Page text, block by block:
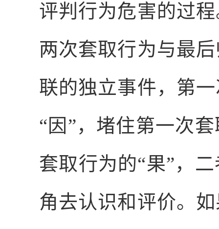
评判行为危害的过
两次套取行为与最
联的独立事件，第
“因”，堵住第一次
套取行为的“果”，
角去认识和评价。